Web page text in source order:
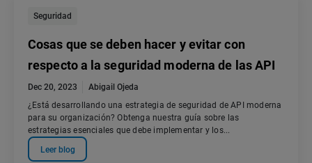
Seguridad
Cosas que se deben hacer y evitar con
respecto a la seguridad moderna de las API
Dec 20, 2023
Abigail Ojeda
¿Está desarrollando una estrategia de seguridad de API moderna
para su organización? Obtenga nuestra guía sobre las
estrategias esenciales que debe implementar y los...
Leer blog